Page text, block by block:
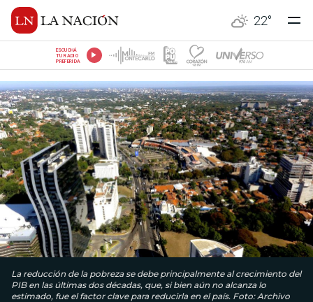
22°
ESCUCHÁ
TU RADIO
PREFERIDA
La reducción de la pobreza se debe principalmente al crecimiento del
PIB en las últimas dos décadas, que, si bien aún no alcanza lo
estimado, fue el factor clave para reducirla en el país. Foto: Archivo